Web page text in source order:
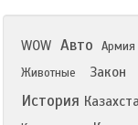
WOW Авто Армия
Животные
Закон
История